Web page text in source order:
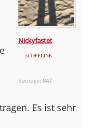
Nickyfastet
... ist OFFLINE
Beiträge:847
Es ist sehr